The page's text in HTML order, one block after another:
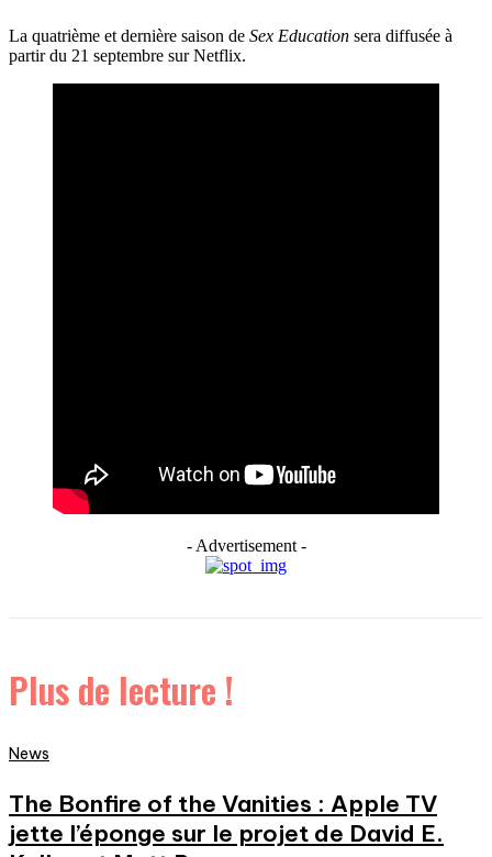
La quatrième et dernière saison de Sex Education sera diffusée à
partir du 21 septembre sur Netflix.
- Advertisement -
Plus de lecture !
News
The Bonfire of the Vanities : Apple TV
jette l’éponge sur le projet de David E.